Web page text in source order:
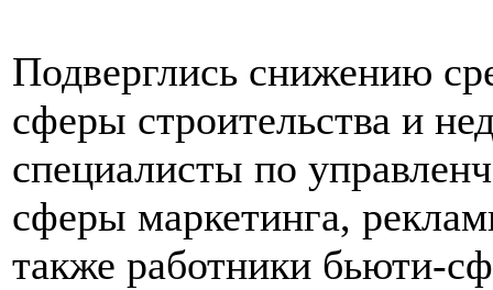
Подверглись снижению
сферы строительства и
специалисты по
сферы маркетинга,
также работники бьюти-